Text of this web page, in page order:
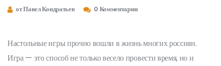
от Павел Кондратьев 0 Комментарии
Настольные игры прочно вошли в жизнь многих россиян.
Игра — это способ не только весело провести время, но и